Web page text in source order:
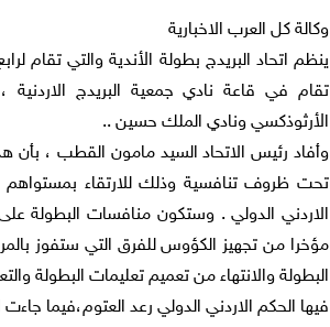
وكالة كل العرب الاخبارية
تقام في قاعة نادي جمعية البريدج الاردنية
الأرثوذكسي ونادي الملك حسين ..
وأفاد رئيس الاتحاد السيد مامون القطب ، بأن
تحت ظروف تنافسية وذلك للارتقاء بمستواهم
مؤخرا من تجهيز الكؤوس للفرق التي ستفوز
البطولة والانتهاء من تعميم تعليمات البطولة
فيها الحكم الاردني الدولي رعد العتوم،فيما جاءت